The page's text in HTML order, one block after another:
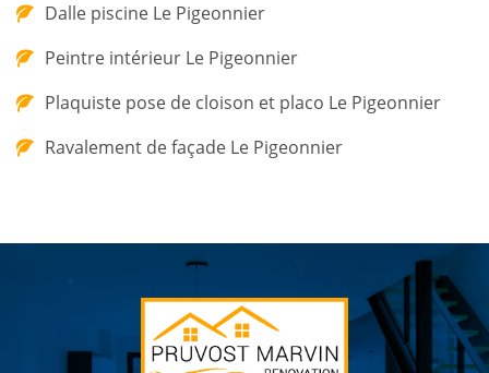
Dalle piscine Le Pigeonnier
Peintre intérieur Le Pigeonnier
Plaquiste pose de cloison et placo Le Pigeonnier
Ravalement de façade Le Pigeonnier